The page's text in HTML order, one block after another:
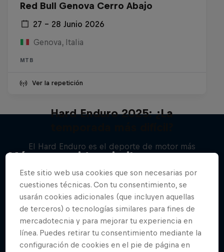
Red Bull Genova Cerro Abajo
27 – 28 Junio 2026
Genova, Italia
MTB
Ver la repetición
Más contenidos similares
Hard Enduro 2025: ¿La
El Hard Enduro es el deporte de motor más
MTB
Este sitio web usa cookies que son necesarias por
cuestiones técnicas. Con tu consentimiento, se
usarán cookies adicionales (que incluyen aquellas
de terceros) o tecnologías similares para fines de
mercadotecnia y para mejorar tu experiencia en
línea. Puedes retirar tu consentimiento mediante la
configuración de cookies en el pie de página en